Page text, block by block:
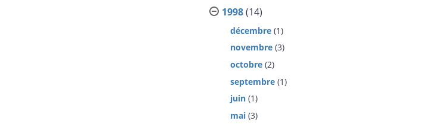
1998(14)
décembre (1)
novembre (3)
octobre (2)
septembre (1)
juin (1)
mai (3)